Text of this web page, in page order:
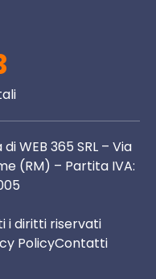
WEB 365 SRL – Via
(RM) – Partita IVA:
i diritti riservati
PolicyContatti